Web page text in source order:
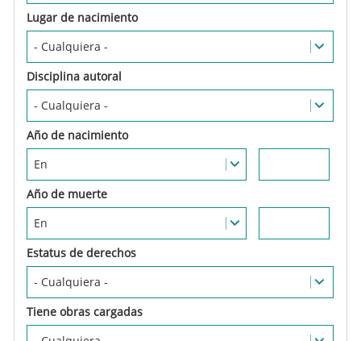
Lugar de nacimiento
Disciplina autoral
Estatus de derechos
Tiene obras cargadas